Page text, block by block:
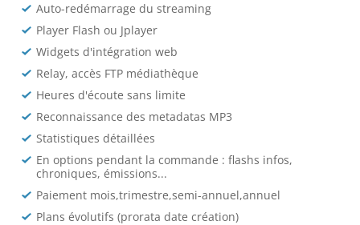
Auto-redémarrage du streaming
Player Flash ou Jplayer
Widgets d'intégration web
Relay, accès FTP médiathèque
Heures d'écoute sans limite
Reconnaissance des metadatas MP3
Statistiques détaillées
En options pendant la commande : flashs infos,
chroniques, émissions...
Paiement mois,trimestre,semi-annuel,annuel
Plans évolutifs (prorata date création)